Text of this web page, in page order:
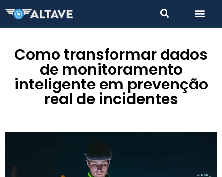
Como transformar dados
de monitoramento
inteligente em prevenção
real de incidentes